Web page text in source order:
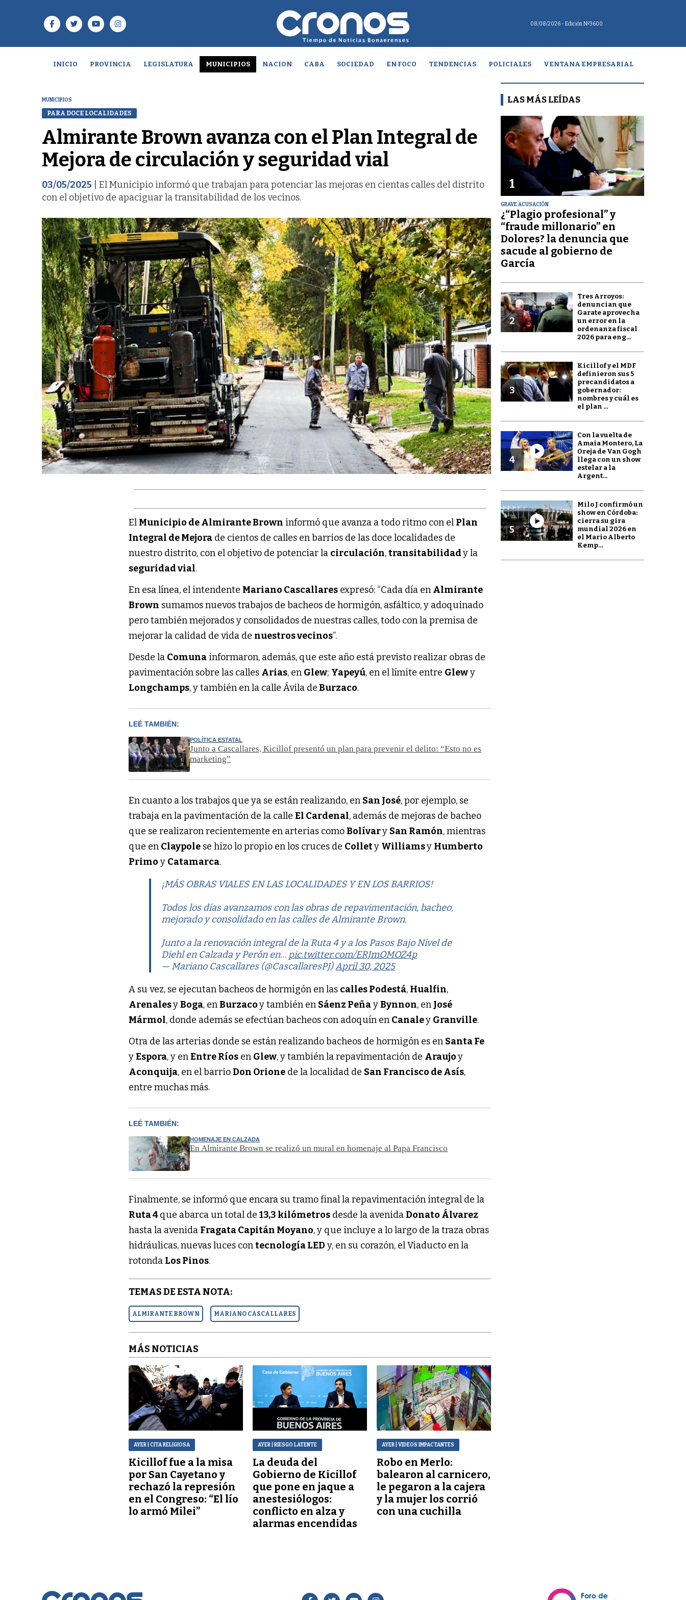
08/08/2026 - Edición Nº3600
INICIO PROVINCIA LEGISLATURA MUNICIPIOS NACION CABA SOCIEDAD EN FOCO TENDENCIAS POLICIALES VENTANA EMPRESARIAL
MUNICIPIOS
PARA DOCE LOCALIDADES
Almirante Brown avanza con el Plan Integral de
Mejora de circulación y seguridad vial
03/05/2025 | El Municipio informó que trabajan para potenciar las mejoras en cientas calles del distrito
con el objetivo de apaciguar la transitabilidad de los vecinos.
El Municipio de Almirante Brown informó que avanza a todo ritmo con el Plan
Integral de Mejora de cientos de calles en barrios de las doce localidades de
nuestro distrito, con el objetivo de potenciar la circulación,transitabilidady la
seguridad vial.
En esa línea, el intendente Mariano Cascallares expresó: “Cada día en Almirante
Brown sumamos nuevos trabajos de bacheos de hormigón, asfáltico, y adoquinado
pero también mejorados y consolidados de nuestras calles, todo con la premisa de
mejorar la calidad de vida de nuestros vecinos”.
Desde la Comuna informaron, además, que este año está previsto realizar obras de
pavimentación sobre las calles Arias, en Glew; Yapeyú, en el límite entre Glewy
Longchamps, y también en la calle Ávila deBurzaco.
LEÉ TAMBIÉN:
POLÍTICA ESTATAL
Junto a Cascallares, Kicillof presentó un plan para prevenir el delito: “Esto no es
marketing”
En cuanto a los trabajos que ya se están realizando, en San José, por ejemplo, se
trabaja en la pavimentación de la calleEl Cardenal, además de mejoras de bacheo
que se realizaron recientemente en arterias comoBolívary San Ramón, mientras
que en Claypole se hizo lo propio en los cruces de Collety Williamsy Humberto
Primo y Catamarca.
¡MÁS OBRAS VIALES EN LAS LOCALIDADES Y EN LOS BARRIOS!
Todos los días avanzamos con las obras de repavimentación, bacheo,
mejorado y consolidado en las calles de Almirante Brown.
Junto a la renovación integral de la Ruta 4 y a los Pasos Bajo Nivel de
Diehl en Calzada y Perón en… pic.twitter.com/ERJmOMOZ4p
— Mariano Cascallares (@CascallaresPJ)April 30, 2025
A su vez, se ejecutan bacheos de hormigón en las calles Podestá, Hualfin,
ArenalesyBoga, enBurzacoy también en Sáenz PeñayBynnon, en José
Mármol, donde además se efectúan bacheos con adoquín en Canaley Granville.
Otra de las arterias donde se están realizando bacheos de hormigón es en Santa Fe
yEspora, y enEntre Ríos en Glew, y también la repavimentación de Araujoy
Aconquija, en el barrioDon Orione de la localidad de San Francisco de Asís,
entre muchas más.
LEÉ TAMBIÉN:
HOMENAJE EN CALZADA
En Almirante Brown se realizó un mural en homenaje al Papa Francisco
Finalmente, se informó que encara su tramo final la repavimentación integral de la
Ruta 4que abarca un total de13,3 kilómetros desde la avenidaDonato Álvarez
hasta la avenida Fragata Capitán Moyano, y que incluye a lo largo de la traza obras
hidráulicas, nuevas luces contecnología LED y, en su corazón, el Viaducto en la
rotonda Los Pinos.
TEMAS DE ESTA NOTA:
ALMIRANTE BROWN MARIANO CASCALLARES
MÁS NOTICIAS
AYER | CITA RELIGIOSA
Kicillof fue a la misa
por San Cayetano y
rechazó la represión
en el Congreso: “El lío
lo armó Milei”
AYER | RIESGO LATENTE
La deuda del
Gobierno de Kicillof
que pone en jaque a
anestesiólogos:
conflicto en alza y
alarmas encendidas
AYER | VIDEOS IMPACTANTES
Robo en Merlo:
balearon al carnicero,
le pegaron a la cajera
y la mujer los corrió
con una cuchilla
LAS MÁS LEÍDAS
1
GRAVE ACUSACIÓN
¿“Plagio profesional” y
“fraude millonario” en
Dolores? la denuncia que
sacude al gobierno de
García
2
Tres Arroyos:
denuncian que
Garate aprovecha
un error en la
ordenanza fiscal
2026 para eng...
3
Kicillof y el MDF
definieron sus 5
precandidatos a
gobernador:
nombres y cuál es
el plan ...
4
Con la vuelta de
Amaia Montero, La
Oreja de Van Gogh
llega con un show
estelar a la
Argent...
5
Milo J confirmó un
show en Córdoba:
cierra su gira
mundial 2026 en
el Mario Alberto
Kemp...